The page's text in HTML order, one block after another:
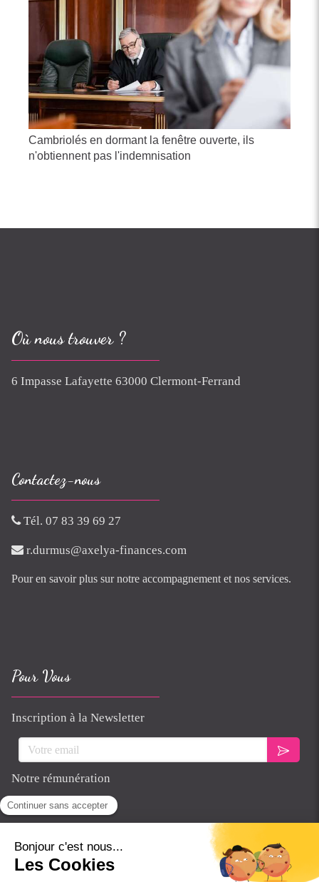
Cambriolés en dormant la fenêtre ouverte, ils
n'obtiennent pas l'indemnisation
Où nous trouver ?
6 Impasse Lafayette 63000 Clermont-Ferrand
Contactez-nous
Tél. 07 83 39 69 27
r.durmus@axelya-finances.com
Pour en savoir plus sur notre accompagnement et nos services.
Pour Vous
Inscription à la Newsletter
Votre email
Notre rémunération